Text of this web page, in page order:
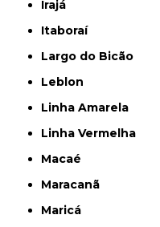
Irajá
Itaboraí
Largo do Bicão
Leblon
Linha Amarela
Linha Vermelha
Macaé
Maracanã
Maricá